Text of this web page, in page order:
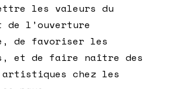
les valeurs du
de l’ouverture
de favoriser les
et de faire naître des
artistiques chez les